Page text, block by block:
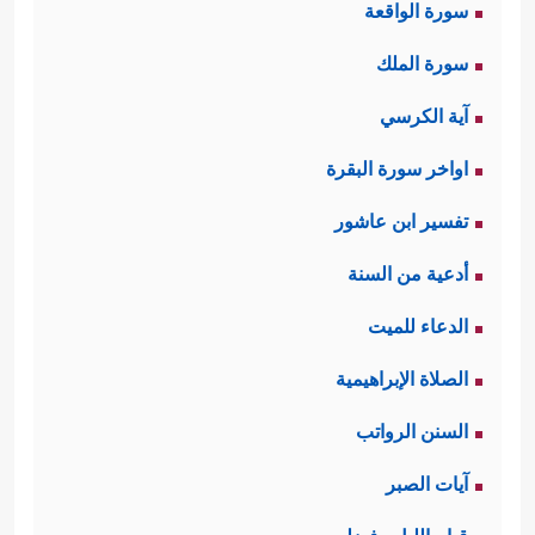
ثانيًا: الحسد طريق الضلال:
يؤكّد القرآن الكريم في هذا المقطع
على خطورة الحسد، ودور هذه الصفة
الذميمة في صدّ الناس عن الصراط
المستقيم، فيقول أولًا:
مِنۡ أَهۡلِ ٱلۡكِتَـٰبِ وَلَا ٱلۡمُشۡرِكِینَ أَن یُنَزَّلَ عَلَیۡكُم مِّنۡ
سورة الواقعة
سورة الملك
آية الكرسي
اواخر سورة البقرة
تفسير ابن عاشور
أدعية من السنة
الدعاء للميت
الصلاة الإبراهيمية
السنن الرواتب
آيات الصبر